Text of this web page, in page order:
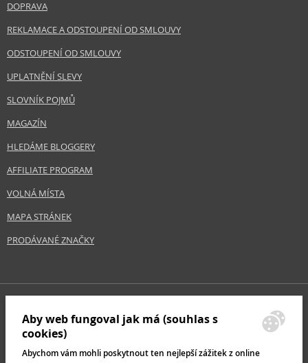
DOPRAVA
REKLAMACE A ODSTOUPENÍ OD SMLOUVY
ODSTOUPENÍ OD SMLOUVY
UPLATNĚNÍ SLEVY
SLOVNÍK POJMŮ
MAGAZÍN
HLEDÁME BLOGGERY
AFFILIATE PROGRAM
VOLNÁ MÍSTA
MAPA STRÁNEK
PRODÁVANÉ ZNAČKY
Aby web fungoval jak má (souhlas s
cookies)
Abychom vám mohli poskytnout ten nejlepší zážitek z online